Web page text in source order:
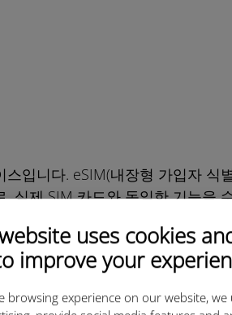
uses cookies
improve your
browsing experience on our website,
입니다. eSIM(내장형 가입자 식별
실제 SIM 카드와 동일한 기능을
분실 또는 손상 위험을 감수하는
로부터 eSIM 프로필을 다운로드
다.